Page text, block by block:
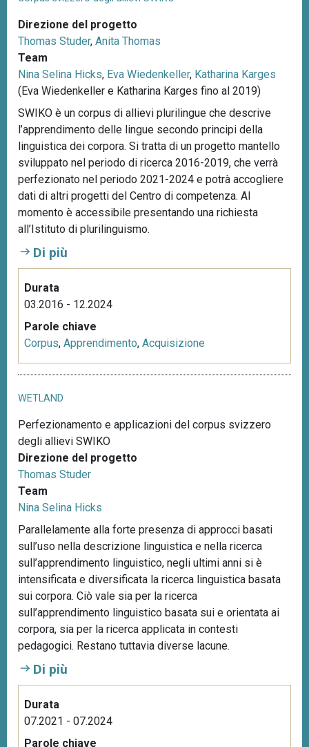
Direzione del progetto
Thomas Studer, Anita Thomas
Team
Nina Selina Hicks, Eva Wiedenkeller, Katharina Karges
(Eva Wiedenkeller e Katharina Karges fino al 2019)
SWIKO è un corpus di allievi plurilingue che descrive
l’apprendimento delle lingue secondo principi della
linguistica dei corpora. Si tratta di un progetto mantello
sviluppato nel periodo di ricerca 2016-2019, che verrà
perfezionato nel periodo 2021-2024 e potrà accogliere
dati di altri progetti del Centro di competenza. Al
momento è accessibile presentando una richiesta
all’Istituto di plurilinguismo.
Di più
Durata
03.2016 - 12.2024
Parole chiave
Corpus, Apprendimento, Acquisizione
WETLAND
Perfezionamento e applicazioni del corpus svizzero
degli allievi SWIKO
Direzione del progetto
Thomas Studer
Team
Nina Selina Hicks
Parallelamente alla forte presenza di approcci basati
sull’uso nella descrizione linguistica e nella ricerca
sull’apprendimento linguistico, negli ultimi anni si è
intensificata e diversificata la ricerca linguistica basata
sui corpora. Ciò vale sia per la ricerca
sull’apprendimento linguistico basata sui e orientata ai
corpora, sia per la ricerca applicata in contesti
pedagogici. Restano tuttavia diverse lacune.
Di più
Durata
07.2021 - 07.2024
Parole chiave